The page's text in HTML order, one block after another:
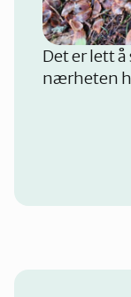
Det er lett
nærheten